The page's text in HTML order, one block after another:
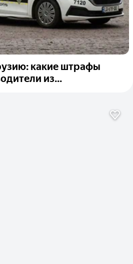
какие штрафы
из...